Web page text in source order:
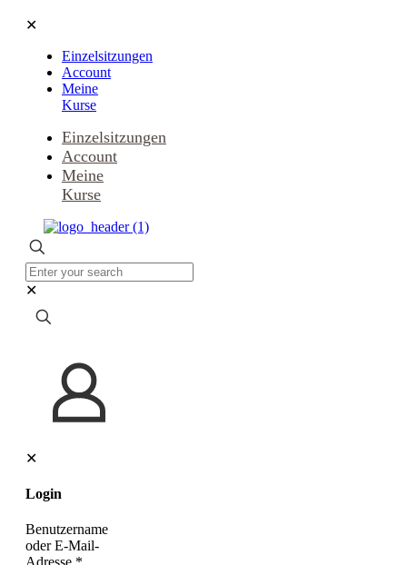
✕
Einzelsitzungen
Account
Meine
Kurse
Einzelsitzungen
Account
Meine
Kurse
✕
✕
Login
Benutzername
oder E-Mail-